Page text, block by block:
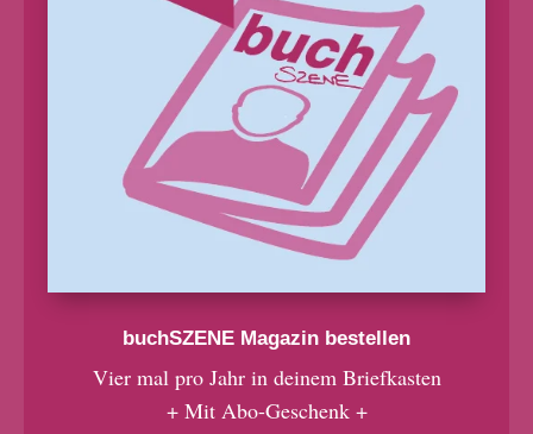
buchSZENE Magazin bestellen
Vier mal pro Jahr in deinem Briefkasten
+ Mit Abo-Geschenk +